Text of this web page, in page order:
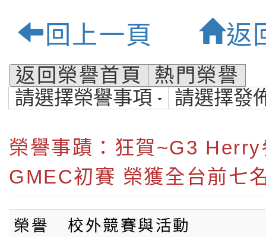
2025 GMEC初
全台前七名:桃
福祿貝爾雙語小
最優質雙語小學
回上一頁 返
返回榮譽首頁
熱門榮譽
請選擇榮譽事項
請選擇發
榮譽事蹟：狂賀~G3
GMEC初賽 榮獲全台前七
榮譽
校外競賽與活動